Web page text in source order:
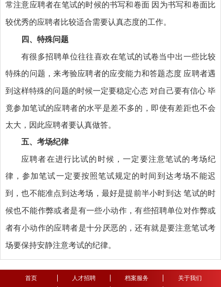
常注意应聘者在笔试的时候的书写和卷面 因为书写和卷面比
较优秀的应聘者比较适合需要认真态度的工作。
四、特殊问题
有很多招聘单位往往喜欢在笔试的试卷当中出一些比较
特殊的问题 ，来考验应聘者的应变能力和答题态度 应聘者遇
到这样特殊的问题的时候一定要稳定心态 对自己要有信心 毕
竟参加笔试的应聘者的水平是差不多的，即使有差距也不会
太大，因此应聘者要认真做答。
五、考场纪律
应聘者在进行比试的时候，一定要注意笔试的考场纪
律 ，参加笔试一定要按照笔试规定的时间到达考场不能迟
到 ，也不能准点到达考场，最好是提前半小时到达 笔试的时
候也不能作弊或者是有一些小动作 ，有些招聘单位对作弊或
者有小动作的应聘者是十分厌恶的 ，还有就是要注意笔试考
场要保持安静注意考试的纪律。
首页 人才招聘 档案服务
关于我们